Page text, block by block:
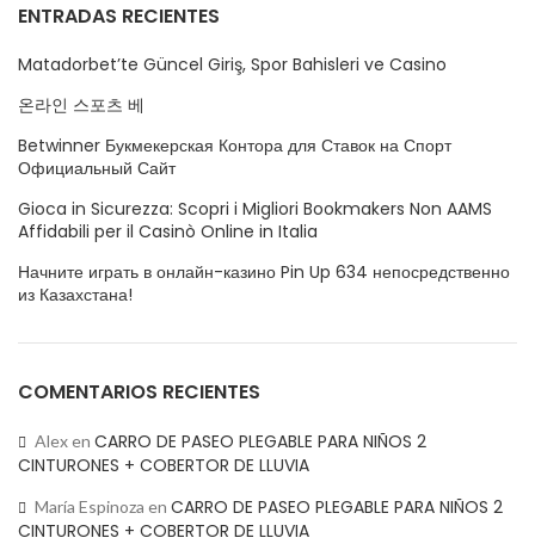
ENTRADAS RECIENTES
Matadorbet’te Güncel Giriş, Spor Bahisleri ve Casino
온라인 스포츠 베
Betwinner Букмекерская Контора для Ставок на Спорт
Официальный Сайт
Gioca in Sicurezza: Scopri i Migliori Bookmakers Non AAMS
Affidabili per il Casinò Online in Italia
Начните играть в онлайн-казино Pin Up 634 непосредственно
из Казахстана!
COMENTARIOS RECIENTES
Alexen CARRO DE PASEO PLEGABLE PARA NIÑOS 2
CINTURONES + COBERTOR DE LLUVIA
María Espinoza en CARRO DE PASEO PLEGABLE PARA NIÑOS 2
CINTURONES + COBERTOR DE LLUVIA